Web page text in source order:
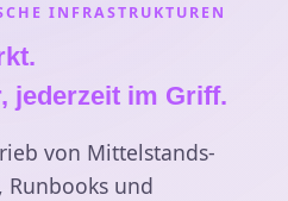
INFRASTRUKTUREN
jederzeit im Griff.
von Mittelstands-
Runbooks und